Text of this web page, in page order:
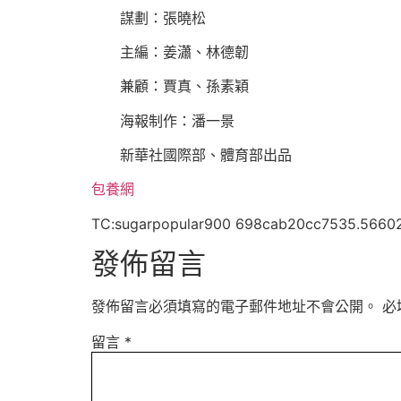
謀劃：張曉松
主編：姜瀟、林德韌
兼顧：賈真、孫素穎
海報制作：潘一景
新華社國際部、體育部出品
包養網
TC:sugarpopular900
發佈留言
發佈留言必須填寫的電子郵件地址不會公開。 必
留言 *